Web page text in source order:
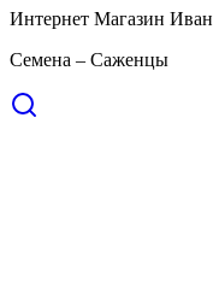
Интернет Магазин
Семена – Саженцы